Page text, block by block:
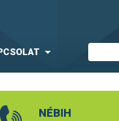
NÉBIH